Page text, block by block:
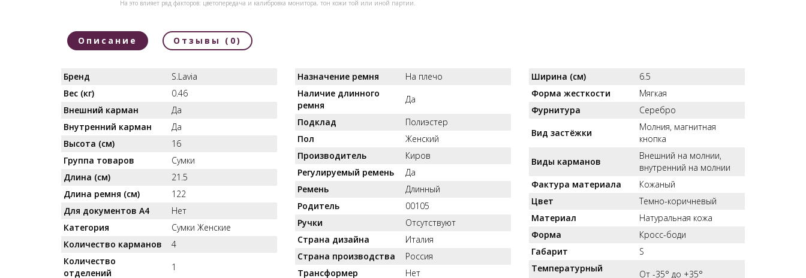
На это влияет ряд факторов: цветопередача и калибровка монитора, тон кожи той или иной партии.
Описание Отзывы (0)
Бренд
S.Lavia
Вес (кг)
0.46
Внешний карман
Да
Внутренний карман
Да
Высота (см)
16
Группа товаров
Сумки
Длина (см)
21.5
Длина ремня (см)
122
Для документов А4
Нет
Категория
Сумки Женские
Количество карманов
4
Количество
отделений
1
Назначение ремня
На плечо
Наличие длинного
ремня
Да
Подклад
Полиэстер
Пол
Женский
Производитель
Киров
Регулируемый ремень
Да
Ремень
Длинный
Родитель
00105
Ручки
Отсутствуют
Страна дизайна
Италия
Страна производства
Россия
Трансформер
Нет
Ширина (см)
6.5
Форма жесткости
Мягкая
Фурнитура
Серебро
Вид застёжки
Молния, магнитная
кнопка
Виды карманов
Внешний на молнии,
внутренний на молнии
Фактура материала
Кожаный
Цвет
Темно-коричневый
Материал
Натуральная кожа
Форма
Кросс-боди
Габарит
S
Температурный
От -35° до +35°